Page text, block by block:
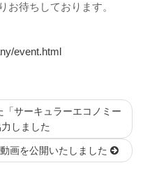
お待ちしております。
event.html
サーキュラーエコノミー
しました
画を公開いたしました